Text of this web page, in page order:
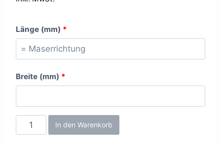
Länge (mm) *
Breite (mm) *
Topweiss
MT,
In den Warenkorb